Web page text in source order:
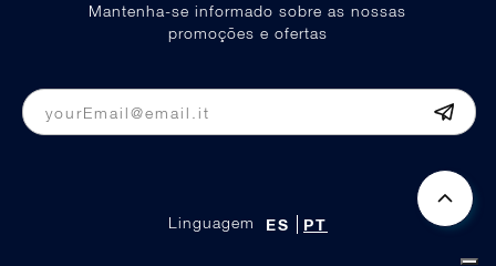
Linguagem ES PT
Mantenha-se informado sobre as nossas
promoções e ofertas